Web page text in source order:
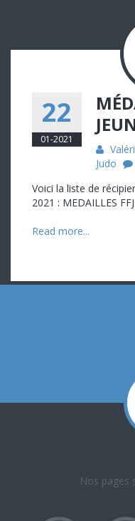
22
01-2021
Judo
Voici la liste de
2021 : MEDAILLES
Read more...
Nos pages